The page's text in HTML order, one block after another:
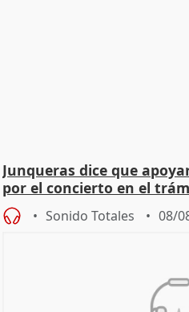
Junqueras dice que
por el concierto en el
Sonido Totales 08/